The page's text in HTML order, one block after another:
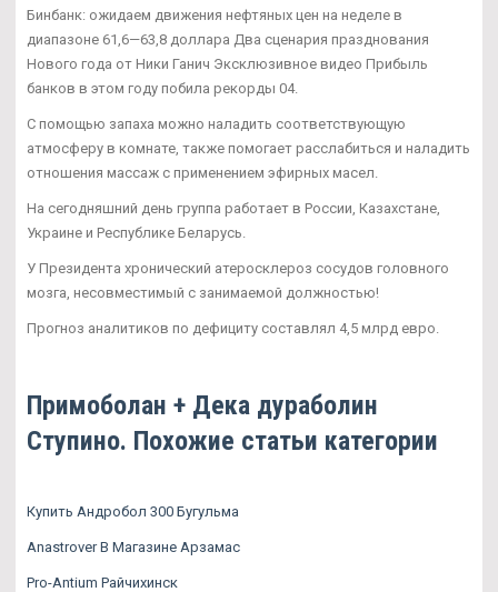
Бинбанк: ожидаем движения нефтяных цен на неделе в
диапазоне 61,6—63,8 доллара Два сценария празднования
Нового года от Ники Ганич Эксклюзивное видео Прибыль
банков в этом году побила рекорды 04.
С помощью запаха можно наладить соответствующую
атмосферу в комнате, также помогает расслабиться и наладить
отношения массаж с применением эфирных масел.
На сегодняшний день группа работает в России, Казахстане,
Украине и Республике Беларусь.
У Президента хронический атеросклероз сосудов головного
мозга, несовместимый с занимаемой должностью!
Прогноз аналитиков по дефициту составлял 4,5 млрд евро.
Примоболан + Дека дураболин
Ступино. Похожие статьи категории
Купить Андробол 300 Бугульма
Anastrover В Магазине Арзамас
Pro-Antium Райчихинск